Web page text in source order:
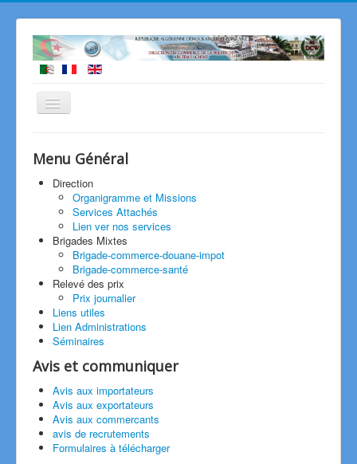
La Wilaya
d'Ain temouchent
Monographie
potentialite de la wilaya
Infrastructures Commerciales
lien vers les administration
La DirectionServices et Missions
Organisation et MissionsServices et Bureaux
Liens vers nos ServicesTéléphone Fax
Services Attachés
TextesRéglementaires
Textes Réglementaires
Activités Commerciales
Pratiques Commerciales
Commerce Exterieur
Services Réglementés
Marche Public
EspaceConsommateur
Conseils
Annuaire des Associations
Guides
Menu Général
Direction
Organigramme et Missions
Services Attachés
Lien ver nos services
Brigades Mixtes
Brigade-commerce-douane-impot
Brigade-commerce-santé
Relevé des prix
Prix journalier
Liens utiles
Lien Administrations
Séminaires
Avis et communiquer
Avis aux importateurs
Avis aux exportateurs
Avis aux commercants
avis de recrutements
Formulaires à télécharger